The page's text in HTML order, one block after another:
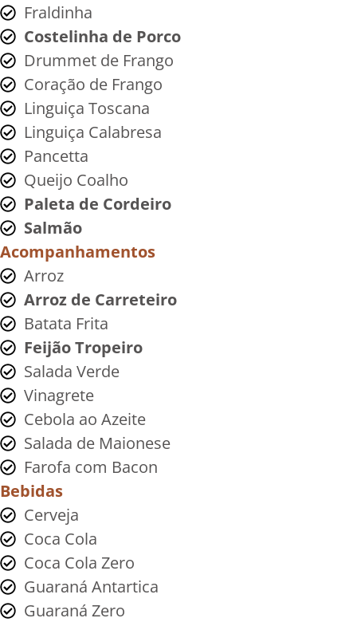
Fraldinha
Costelinha de Porco
Drummet de Frango
Coração de Frango
Linguiça Toscana
Linguiça Calabresa
Pancetta
Queijo Coalho
Paleta de Cordeiro
Salmão
Acompanhamentos
Arroz
Arroz de Carreteiro
Batata Frita
Feijão Tropeiro
Salada Verde
Vinagrete
Cebola ao Azeite
Salada de Maionese
Farofa com Bacon
Bebidas
Cerveja
Coca Cola
Coca Cola Zero
Guaraná Antartica
Guaraná Zero